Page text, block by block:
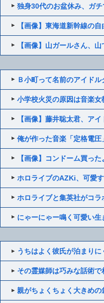
独身30代のお盆休み、ガ
【画像】東海道新幹線の
【画像】山ガールさん、
Ｂ小町って名前のアイド
小学校火災の原因は音楽
【画像】藤井聡太君、ア
俺が作った音楽「定格電圧
【画像】コンドーム買った
ホロライブのAZKi、可愛
ホロライブと集英社がコ
にゃーにゃー鳴く可愛い
うちはよく彼氏が泊まり
その霊媒師は巧みな話術
親がちょくちょく大きめ